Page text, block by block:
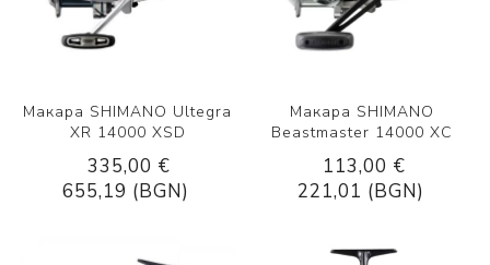
Макара SHIMANO Ultegra
XR 14000 XSD
335,00 €
655,19 (BGN)
Макара SHIMANO
Beastmaster 14000 XC
113,00 €
221,01 (BGN)